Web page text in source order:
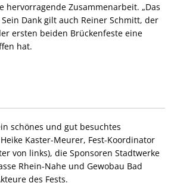
hervorragende Zusammenarbeit. „Das
Dank gilt auch Reiner Schmitt, der
ersten beiden Brückenfeste eine
hat.
schönes und gut besuchtes
Kaster-Meurer, Fest-Koordinator
von links), die Sponsoren Stadtwerke
Rhein-Nahe und Gewobau Bad
des Fests.